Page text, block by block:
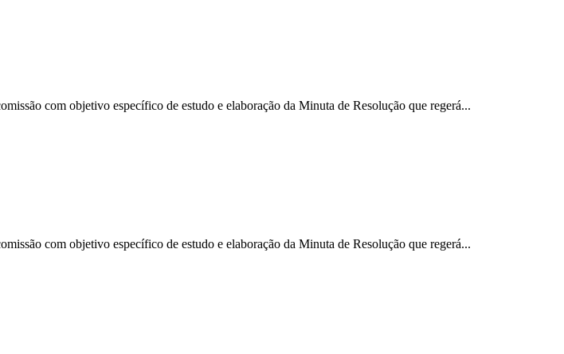
com objetivo específico de estudo e elaboração da Minuta de Resolução que regerá...
com objetivo específico de estudo e elaboração da Minuta de Resolução que regerá...